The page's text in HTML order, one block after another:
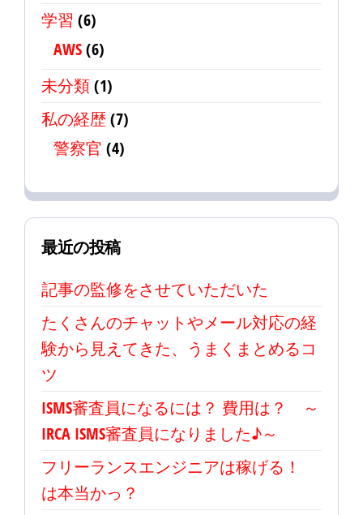
学習 (6)
AWS(6)
未分類(1)
私の経歴(7)
警察官 (4)
最近の投稿
記事の監修をさせていただいた
たくさんのチャットやメール対応の経
験から見えてきた、うまくまとめるコ
ツ
ISMS審査員になるには？ 費用は？ ～
IRCA ISMS審査員になりました♪～
フリーランスエンジニアは稼げる！
は本当かっ？